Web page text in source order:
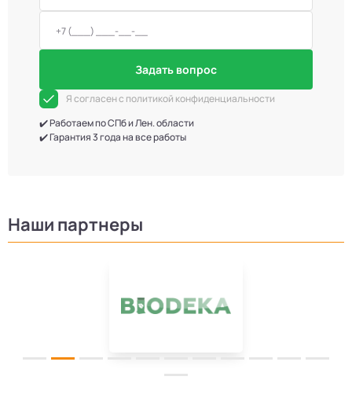
Задать вопрос
Я согласен с политикой конфиденциальности
✔️ Работаем по СПб и Лен. области
✔️ Гарантия 3 года на все работы
Наши партнеры